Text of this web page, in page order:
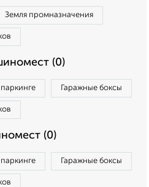
Земля промназначения
(0)
Гаражные боксы
(0)
Гаражные боксы